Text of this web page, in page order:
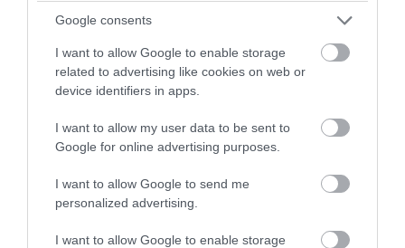
Google consents
I want to allow Google to enable storage
related to advertising like cookies on web or
device identifiers in apps.
I want to allow my user data to be sent to
Google for online advertising purposes.
I want to allow Google to send me
personalized advertising.
I want to allow Google to enable storage
PRONEWS.GR /ΠΑΡΑΣΚΗΝΙΟ
Το γκαράζ των εκατομμυρίων: Ο Κ.
Ρονάλντο παρουσίασε τη συλλογή του με
Ferrari, Bugatti και hypercars (φώτο)
06.08.2026 | 07:19